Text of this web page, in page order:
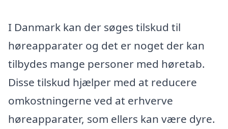
I Danmark kan der søges tilskud til
høreapparater og det er noget der kan
tilbydes mange personer med høretab.
Disse tilskud hjælper med at reducere
omkostningerne ved at erhverve
høreapparater, som ellers kan være dyre.